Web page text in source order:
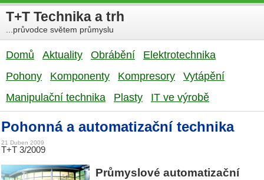
T+T Technika a trh
...průvodce světem průmyslu
Domů Aktuality Obrábění
Elektrotechnika
Pohony
Komponenty Kompresory
Vytápění
Manipulační technika
Plasty IT ve výrobě
Pohonná a automatizační technika
21 Duben 2009
T+T 3/2009
Průmyslové automatizační